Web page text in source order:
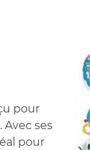
pour
ses
pour